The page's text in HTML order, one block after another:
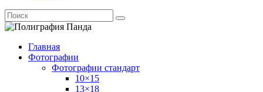
Главная
Фотографии
Фотографии стандарт
10×15
13×18